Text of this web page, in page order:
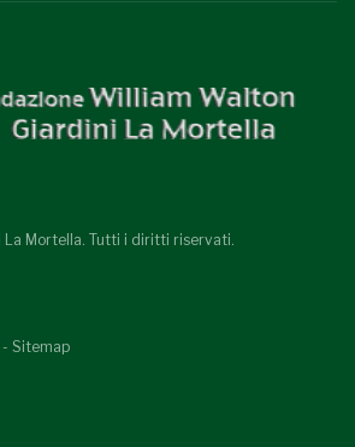
Mortella. Tutti i diritti riservati.
- Sitemap